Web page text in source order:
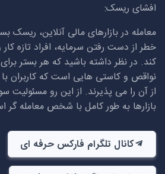
افشای ریسک:
معامله در بازارهای مالی آنلاین، ریسک
خطر از دست رفتن سرمایه، افراد تازه
کند. در نظر داشته باشید که هر بستر
نواقص و کاستی هایی است که کاربران
از آن را می پذیرند. از این رو مسئولیت
بازارها به طور کامل با شخص معامله گر
کانال تلگرام فارکس حرفه ای